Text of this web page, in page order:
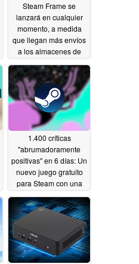
Steam Frame se
lanzará en cualquier
momento, a medida
que llegan más envíos
a los almacenes de
Valve en Estados
Unidos 06/13/2026
1.400 críticas
"abrumadoramente
positivas" en 6 días: Un
nuevo juego gratuito
para Steam con una
mecánica única
encabeza las listas de
éxitos
06/03/2026